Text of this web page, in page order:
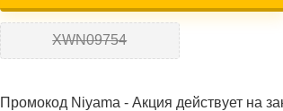
XWN09754
Промокод Niyama - Акция действует на